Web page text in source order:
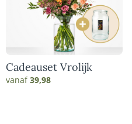
Cadeauset Vrolijk
vanaf39,98